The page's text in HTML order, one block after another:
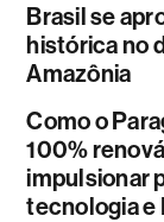
Brasil se
histórica no
Amazônia
Como o
100%
impulsionar
tecnologia e